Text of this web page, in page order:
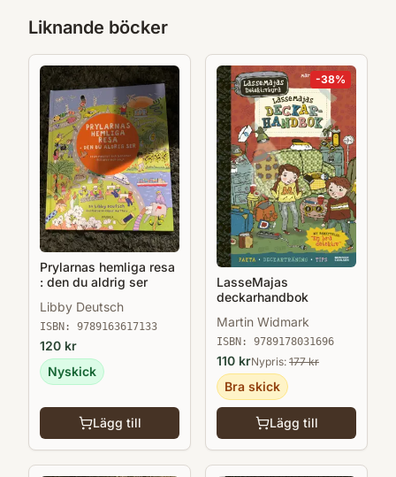
Liknande böcker
Prylarnas hemliga resa
: den du aldrig ser
Libby Deutsch
ISBN: 9789163617133
120 kr
Nyskick
Lägg till
-38%
LasseMajas
deckarhandbok
Martin Widmark
ISBN: 9789178031696
110 krNypris: 177kr
Bra skick
Lägg till